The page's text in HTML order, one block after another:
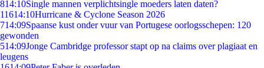
814:10Single mannen verplichtsingle moeders laten daten?
11614:10Hurricane & Cyclone Season 2026
714:09Spaanse kust onder vuur van Portugese oorlogsschepen: 120
gewonden
514:09Jonge Cambridge professor stapt op na claims over plagiaat en
leugens